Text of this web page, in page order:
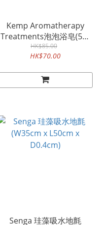
Kemp Aromatherapy
Treatments泡泡浴皂(5個
裝)
HK$85.00
HK$70.00
Senga 珪藻吸水地氈